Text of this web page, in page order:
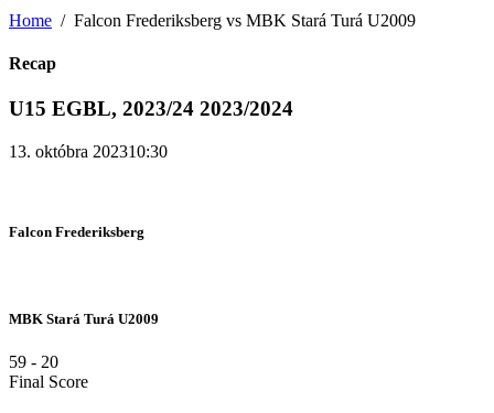
Home Falcon Frederiksberg vs MBK Stará Turá U2009
Recap
U15 EGBL, 2023/24 2023/2024
13. októbra 202310:30
Falcon Frederiksberg
MBK Stará Turá U2009
59 - 20
Final Score